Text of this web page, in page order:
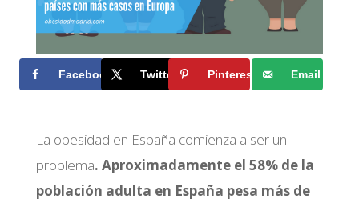
Facebook Twitter Pinterest Email
La obesidad en España comienza a ser un
problema. Aproximadamente el 58% de la
población adulta en España pesa más de